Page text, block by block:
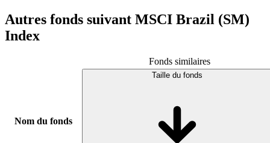
Autres fonds suivant MSCI Brazil (SM)
Index
Fonds similaires
Nom du fonds
Taille du fonds